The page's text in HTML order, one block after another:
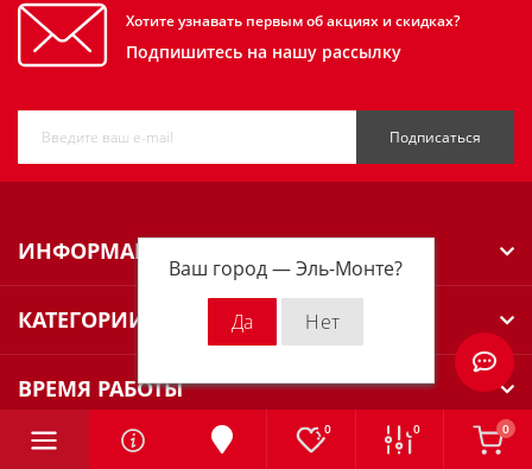
Ваш город —Эль-Монте?
0 0 0
Хотите узнавать первым об акциях и скидках?
Подпишитесь на нашу рассылку
Подписаться
ИНФОРМАЦИЯ
КАТЕГОРИИ
ВРЕМЯ РАБОТЫ
НАШИ КОНТАКТЫ